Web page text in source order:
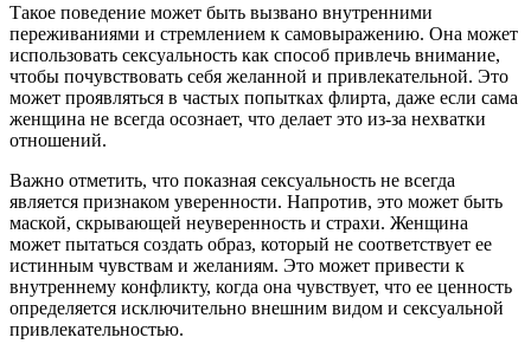
Такое поведение может быть вызвано внутренними
переживаниями и стремлением к самовыражению. Она может
использовать сексуальность как способ привлечь внимание,
чтобы почувствовать себя желанной и привлекательной. Это
может проявляться в частых попытках флирта, даже если сама
женщина не всегда осознает, что делает это из-за нехватки
отношений.
Важно отметить, что показная сексуальность не всегда
является признаком уверенности. Напротив, это может быть
маской, скрывающей неуверенность и страхи. Женщина
может пытаться создать образ, который не соответствует ее
истинным чувствам и желаниям. Это может привести к
внутреннему конфликту, когда она чувствует, что ее ценность
определяется исключительно внешним видом и сексуальной
привлекательностью.